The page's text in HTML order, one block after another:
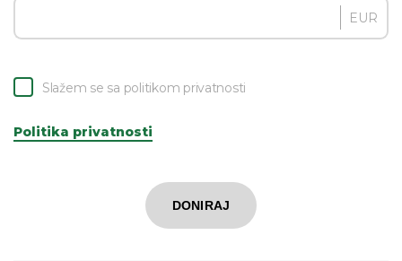
EUR
Slažem se sa politikom privatnosti
Politika privatnosti
DONIRAJ